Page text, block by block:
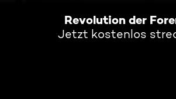
Revolution der
Jetzt kostenlos